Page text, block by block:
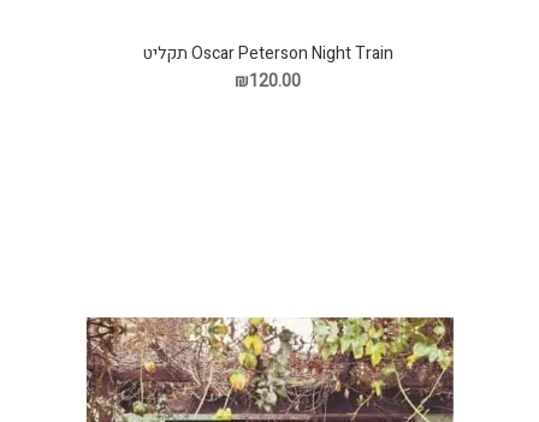
Oscar Peterson Night Train תקליט
₪120.00